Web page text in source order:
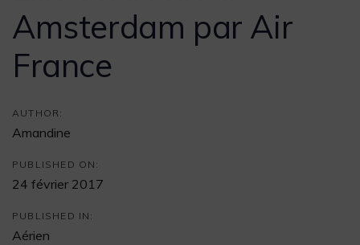
Amsterdam par Air
France
AUTHOR:
Amandine
PUBLISHED ON:
24 février 2017
PUBLISHED IN:
Aérien